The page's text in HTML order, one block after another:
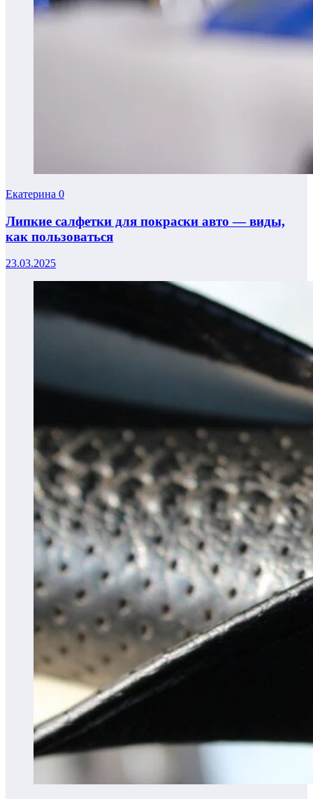
Екатерина 0
Липкие салфетки для покраски авто — виды,
как пользоваться
23.03.2025